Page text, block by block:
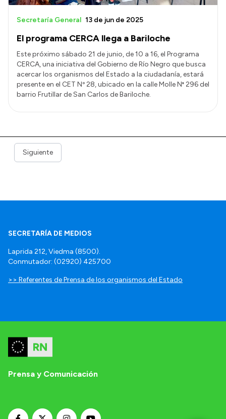
El programa CERCA llega a Bariloche
Secretaría General 13 de jun de 2025
Este próximo sábado 21 de junio, de 10 a 16, el Programa
CERCA, una iniciativa del Gobierno de Río Negro que busca
acercar los organismos del Estado a la ciudadanía, estará
presente en el CET Nº 28, ubicado en la calle Molle Nª 296 del
barrio Frutillar de San Carlos de Bariloche.
Siguiente
SECRETARÍA DE MEDIOS
Laprida 212, Viedma (8500).
Conmutador: (02920) 425700
>> Referentes de Prensa de los organismos del Estado
Prensa y Comunicación